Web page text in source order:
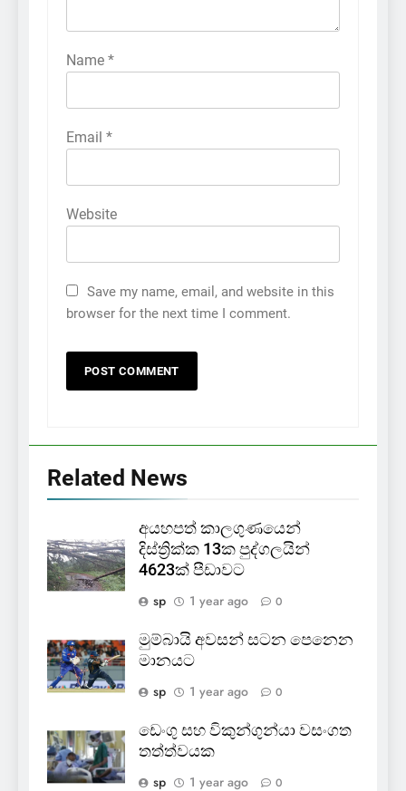
Name *
Email *
Website
Save my name, email, and website in this
browser for the next time I comment.
Related News
අයහපත් කාලගුණයෙන්
දිස්ත්‍රික්ක 13ක පුද්ගලයින්
4623ක් පීඩාවට
sp
1 year ago 0
මුම්බායි අවසන් සටන පෙනෙන
මානයට
sp
1 year ago 0
ඩෙංගු සහ විකුන්ගුන්යා වසංගත
තත්ත්වයක
sp
1 year ago 0